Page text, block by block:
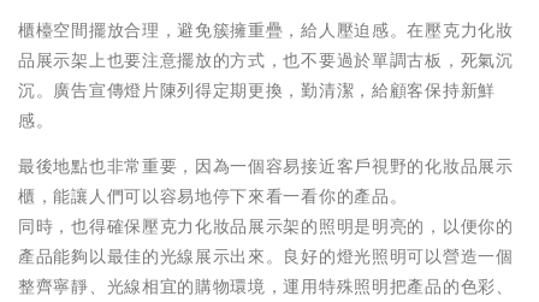
櫃檯空間擺放合理，避免簇擁重疊，給人壓迫感。在壓克力化妝
品展示架上也要注意擺放的方式，也不要過於單調古板，死氣沉
沉。廣告宣傳燈片陳列得定期更換，勤清潔，給顧客保持新鮮
感。
最後地點也非常重要，因為一個容易接近客戶視野的化妝品展示
櫃，能讓人們可以容易地停下來看一看你的產品。
同時，也得確保壓克力化妝品展示架的照明是明亮的，以便你的
產品能夠以最佳的光線展示出來。良好的燈光照明可以營造一個
整齊寧靜、光線相宜的購物環境，運用特殊照明把產品的色彩、